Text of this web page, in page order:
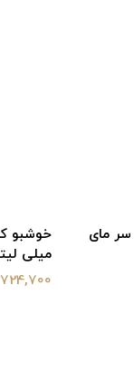
مای
میلی
724,700 تومان